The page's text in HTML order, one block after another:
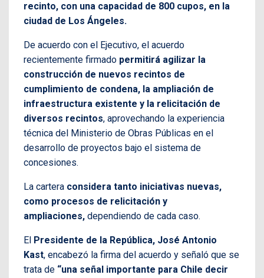
recinto, con una capacidad de 800 cupos, en la
ciudad de Los Ángeles.
De acuerdo con el Ejecutivo, el acuerdo
recientemente firmado permitirá agilizar la
construcción de nuevos recintos de
cumplimiento de condena, la ampliación de
infraestructura existente y la relicitación de
diversos recintos, aprovechando la experiencia
técnica del Ministerio de Obras Públicas en el
desarrollo de proyectos bajo el sistema de
concesiones.
La cartera considera tanto iniciativas nuevas,
como procesos de relicitación y
ampliaciones, dependiendo de cada caso.
El Presidente de la República, José Antonio
Kast, encabezó la firma del acuerdo y señaló que se
trata de “una señal importante para Chile decir